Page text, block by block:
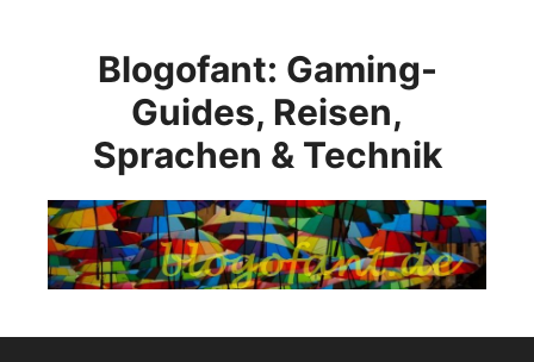
Blogofant: Gaming-
Guides, Reisen,
Sprachen & Technik